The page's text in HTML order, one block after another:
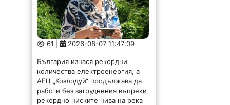
61 | 2026-08-07 11:47:09
България изнася рекордни
количества електроенергия, а
АЕЦ „Козлодуй“ продължава да
работи без затруднения въпреки
рекордно ниските нива на река